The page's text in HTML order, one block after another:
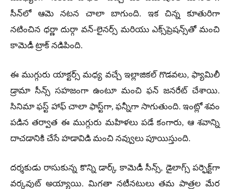
సీన్‌లో ఆమె నటన చాలా బాగుంది. ఇక చిన్న కూతురిగా
నటించిన ధర్ణా దుర్గా వన్-లైనర్స్ మరియు ఎక్స్‌ప్రెషన్స్‌తో మంచి
కామెడీ ట్రాక్ నడిపింది.
ఈ ముగ్గురు యాక్టర్స్ మధ్య వచ్చే ఇల్లాజికల్ గొడవలు, ఫ్యామిలీ
డ్రామా సీన్స్ సహజంగా ఉంటూ మంచి ఫన్ జనరేట్ చేశాయి.
సినిమా ఫస్ట్ హాఫ్ చాలా ఫాస్ట్‌గా, ఫన్నీగా సాగుతుంది. ఇంట్లో శవం
పడిన తర్వాత ఈ ముగ్గురు మహిళలు పడే కంగారు, ఆ శవాన్ని
దాచడానికి చేసే హడావిడి మంచి నవ్వులు పూయిస్తుంది.
దర్శకుడు రాసుకున్న కొన్ని డార్క్ కామెడీ సీన్స్, డైలాగ్స్ పర్ఫెక్ట్‌గా
వర్కవుట్ అయ్యాయి. మిగతా నటీనటులు తమ పాత్రల మేర